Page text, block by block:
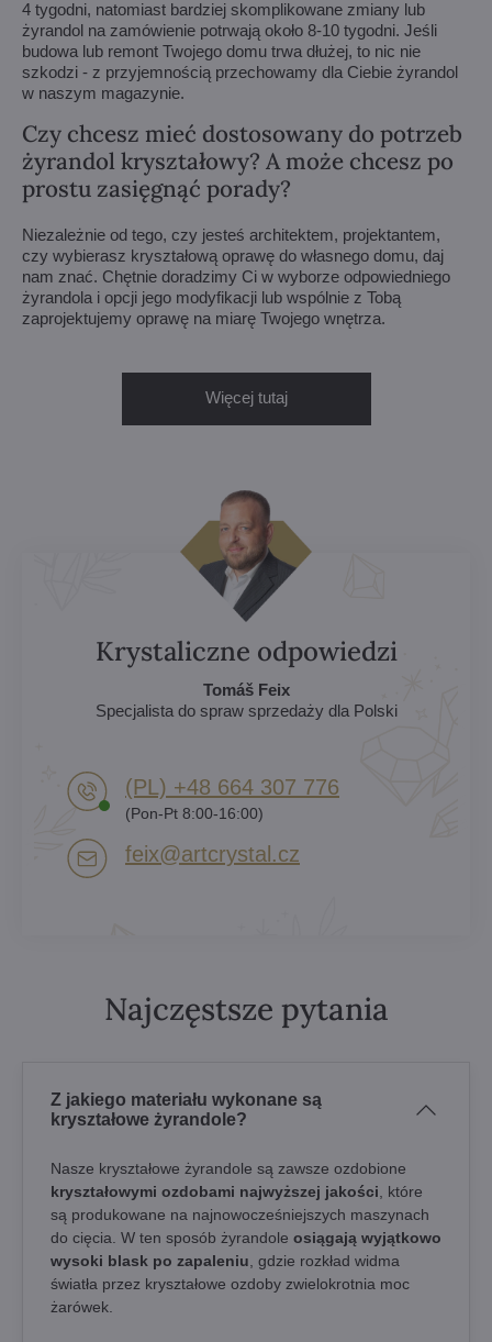
4 tygodni, natomiast bardziej skomplikowane zmiany lub
żyrandol na zamówienie potrwają około 8-10 tygodni. Jeśli
budowa lub remont Twojego domu trwa dłużej, to nic nie
szkodzi - z przyjemnością przechowamy dla Ciebie żyrandol
w naszym magazynie.
Czy chcesz mieć dostosowany do potrzeb
żyrandol kryształowy? A może chcesz po
prostu zasięgnąć porady?
Niezależnie od tego, czy jesteś architektem, projektantem,
czy wybierasz kryształową oprawę do własnego domu, daj
nam znać. Chętnie doradzimy Ci w wyborze odpowiedniego
żyrandola i opcji jego modyfikacji lub wspólnie z Tobą
zaprojektujemy oprawę na miarę Twojego wnętrza.
Więcej tutaj
Krystaliczne odpowiedzi
Tomáš Feix
Specjalista do spraw sprzedaży dla Polski
(PL) +48 664 307 776
(Pon-Pt 8:00-16:00)
feix​@artcrystal​.cz
Najczęstsze pytania
Z jakiego materiału wykonane są
kryształowe żyrandole?
Nasze kryształowe żyrandole są zawsze ozdobione
kryształowymi ozdobami najwyższej jakości , które
są produkowane na najnowocześniejszych maszynach
do cięcia. W ten sposób żyrandole osiągają wyjątkowo
wysoki blask po zapaleniu , gdzie rozkład widma
światła przez kryształowe ozdoby zwielokrotnia moc
żarówek.